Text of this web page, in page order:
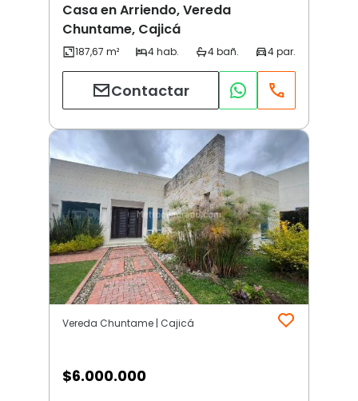
Casa en Arriendo, Vereda
Chuntame, Cajicá
Contactar
Vereda Chuntame | Cajicá
$6.000.000